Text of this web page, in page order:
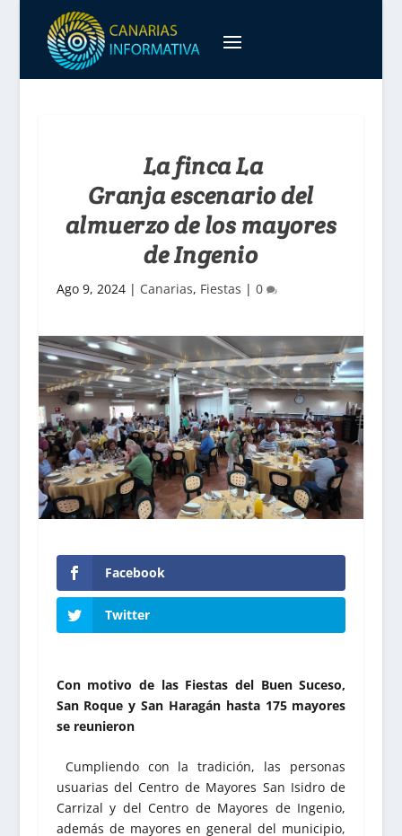
La finca La
Granja escenario del
almuerzo de los mayores
de Ingenio
Ago 9, 2024| Canarias, Fiestas | 0
Facebook
Twitter
Con motivo de las Fiestas del Buen Suceso,
San Roque y San Haragán hasta 175 mayores
se reunieron
Cumpliendo con la tradición, las personas
usuarias del Centro de Mayores San Isidro de
Carrizal y del Centro de Mayores de Ingenio,
además de mayores en general del municipio,